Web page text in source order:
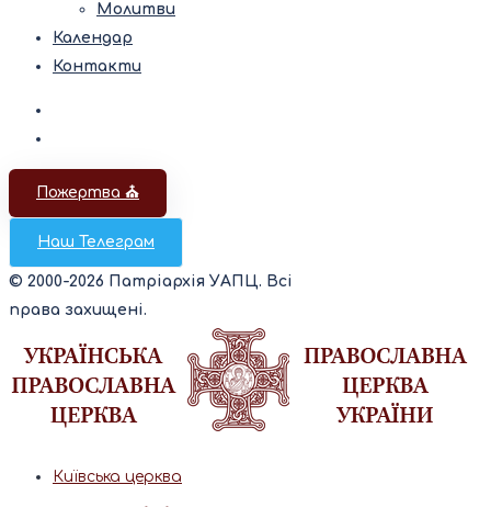
Молитви
Календар
Контакти
Пожертва ⛪️
Наш Телеграм
© 2000-2026 Патріархія УАПЦ. Всі
права захищені.
Київська церква